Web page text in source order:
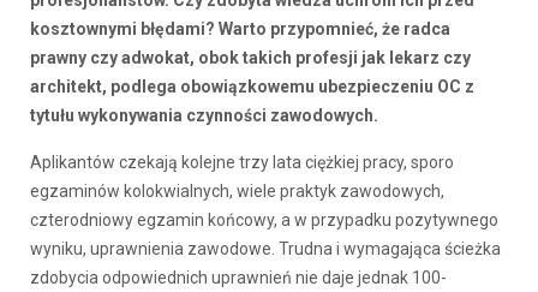
kosztownymi błędami? Warto przypomnieć, że radca
prawny czy adwokat, obok takich profesji jak lekarz czy
architekt, podlega obowiązkowemu ubezpieczeniu OC z
tytułu wykonywania czynności zawodowych.
Aplikantów czekają kolejne trzy lata ciężkiej pracy, sporo
egzaminów kolokwialnych, wiele praktyk zawodowych,
czterodniowy egzamin końcowy, a w przypadku pozytywnego
wyniku, uprawnienia zawodowe. Trudna i wymagająca ścieżka
zdobycia odpowiednich uprawnień nie daje jednak 100-